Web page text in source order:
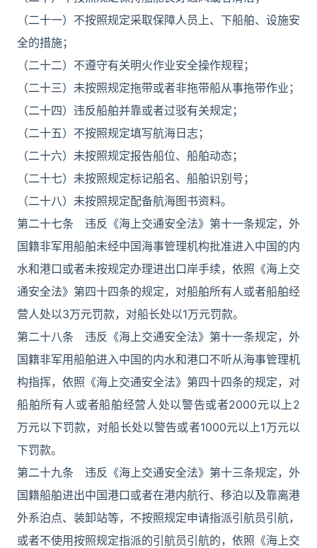
（二十一）不按照规定采取保障人员上、下船舶、设施安
全的措施；
（二十二）不遵守有关明火作业安全操作规程；
（二十三）未按照规定拖带或者非拖带船从事拖带作业；
（二十四）违反船舶并靠或者过驳有关规定；
（二十五）不按照规定填写航海日志；
（二十六）未按照规定报告船位、船舶动态；
（二十七）未按照规定标记船名、船舶识别号；
（二十八）未按照规定配备航海图书资料。
第二十七条 违反《海上交通安全法》第十一条规定，外
国籍非军用船舶未经中国海事管理机构批准进入中国的内
水和港口或者未按规定办理进出口岸手续，依照《海上交
通安全法》第四十四条的规定，对船舶所有人或者船舶经
营人处以3万元罚款，对船长处以1万元罚款。
第二十八条 违反《海上交通安全法》第十一条规定，外
国籍非军用船舶进入中国的内水和港口不听从海事管理机
构指挥，依照《海上交通安全法》第四十四条的规定，对
船舶所有人或者船舶经营人处以警告或者2000元以上2
万元以下罚款，对船长处以警告或者1000元以上1万元以
下罚款。
第二十九条 违反《海上交通安全法》第十三条规定，外
国籍船舶进出中国港口或者在港内航行、移泊以及靠离港
外系泊点、装卸站等，不按照规定申请指派引航员引航，
或者不使用按照规定指派的引航员引航的，依照《海上交